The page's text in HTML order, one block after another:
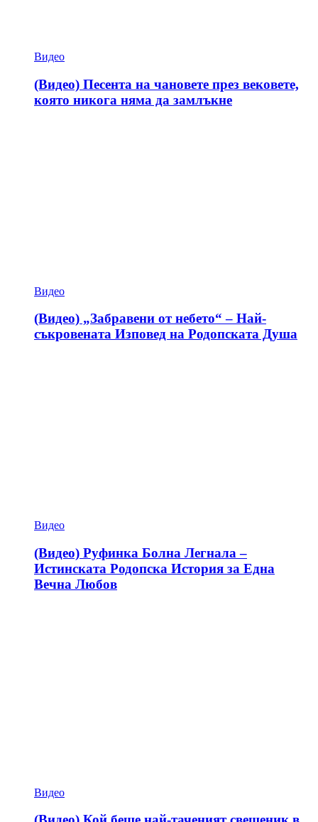
Видео
(Видео) Песента на чановете през вековете,
която никога няма да замлъкне
Видео
(Видео) „Забравени от небето“ – Най-
съкровената Изповед на Родопската Душа
Видео
(Видео) Руфинка Болна Легнала –
Истинската Родопска История за Една
Вечна Любов
Видео